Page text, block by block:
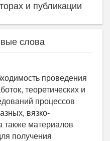
и публикации
слова
проведения
теоретических и
процессов
вязко-
также материалов
получения